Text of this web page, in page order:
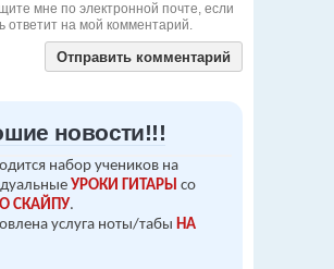
мне по электронной почте, если
ответит на мой комментарий.
новости!!!
набор учеников на
УРОКИ ГИТАРЫ со
СКАЙПУ.
услуга ноты/табы НА